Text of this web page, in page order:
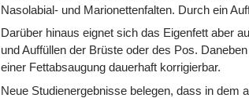
Nasolabial- und Marionettenfalten. Durch ein
Darüber hinaus eignet sich das Eigenfett aber
und Auffüllen der Brüste oder des Pos.
einer Fettabsaugung dauerhaft korrigierbar.
Neue Studienergebnisse belegen, dass in dem